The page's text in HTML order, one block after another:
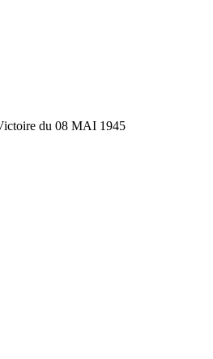
du 08 MAI 1945